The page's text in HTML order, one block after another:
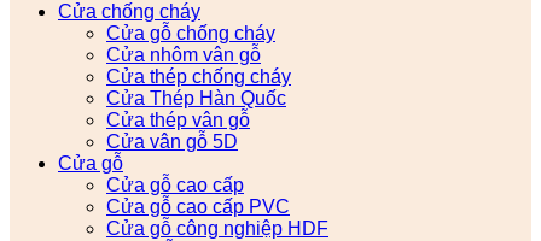
Cửa chống cháy
Cửa gỗ chống cháy
Cửa nhôm vân gỗ
Cửa thép chống cháy
Cửa Thép Hàn Quốc
Cửa thép vân gỗ
Cửa vân gỗ 5D
Cửa gỗ
Cửa gỗ cao cấp
Cửa gỗ cao cấp PVC
Cửa gỗ công nghiệp HDF